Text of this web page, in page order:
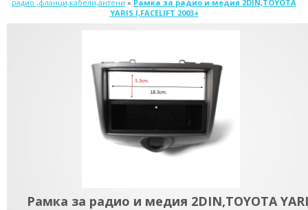
радио ,фланци,кабели,антени » Рамка за радио и медия 2DIN,TOYOTA
YARIS I,FACELIFT 2003+
Рамка за радио и медия 2DIN,TOYOTA